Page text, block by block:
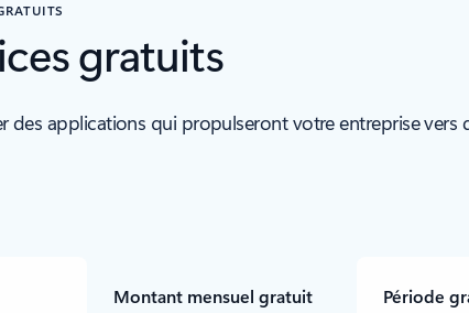
gratuits
des applications qui propulseront votre entreprise vers
Montant mensuel gratuit Période